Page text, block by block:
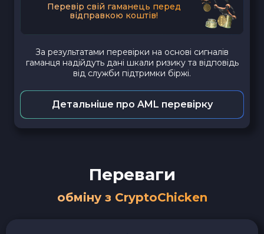
Перевір свій гаманець перед
відправкою коштів!
За результатами перевірки на основі сигналів
гаманця надійдуть дані шкали ризику та відповідь
від служби підтримки біржі.
Детальніше про AML перевірку
Переваги
обміну з CryptoChicken